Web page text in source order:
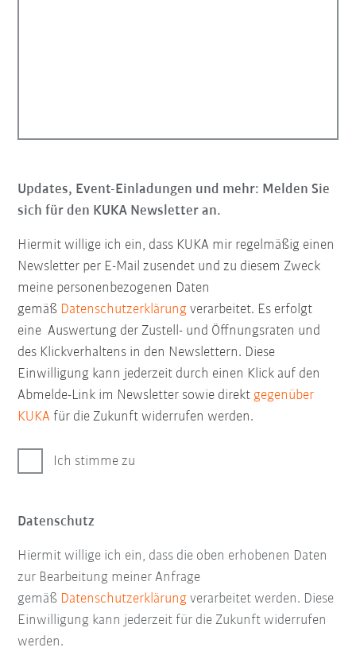
Updates, Event-Einladungen und mehr: Melden Sie
sich für den KUKA Newsletter an.
Hiermit willige ich ein, dass KUKA mir regelmäßig einen
Newsletter per E-Mail zusendet und zu diesem Zweck
meine personenbezogenen Daten
gemäß Datenschutzerklärung verarbeitet. Es erfolgt
eine Auswertung der Zustell- und Öffnungsraten und
des Klickverhaltens in den Newslettern. Diese
Einwilligung kann jederzeit durch einen Klick auf den
Abmelde-Link im Newsletter sowie direktgegenüber
KUKA für die Zukunft widerrufen werden.
Ich stimme zu
Datenschutz
Hiermit willige ich ein, dass die oben erhobenen Daten
zur Bearbeitung meiner Anfrage
gemäß Datenschutzerklärung verarbeitet werden. Diese
Einwilligung kann jederzeit für die Zukunft widerrufen
werden.